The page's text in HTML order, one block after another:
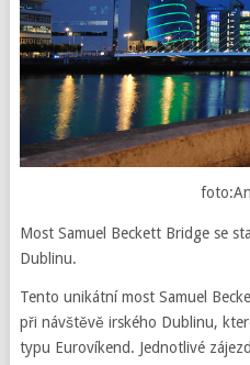
Most Samuel Beckett Bridge se
Dublinu.
Tento unikátní most Samuel
při návštěvě irského Dublinu,
typu Eurovíkend. Jednotlivé